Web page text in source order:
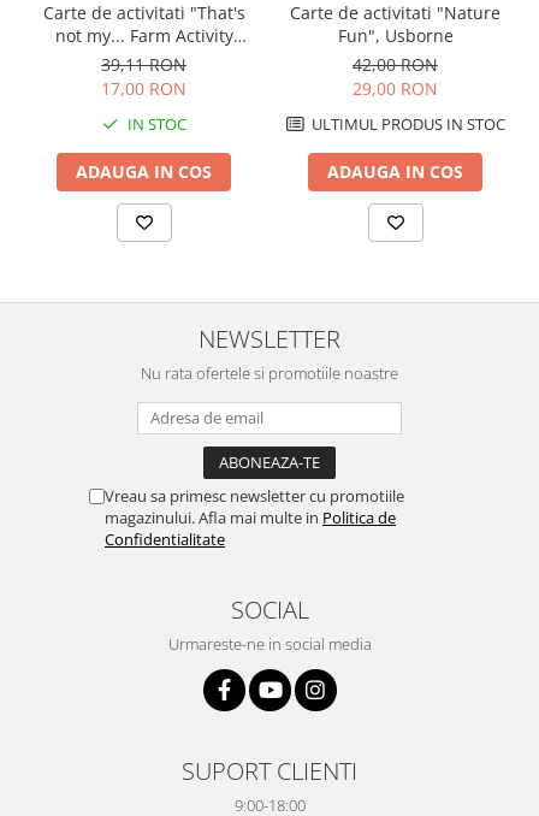
Carte de activitati "That's
not my... Farm Activity
Book", 2 ani+, Usborne
39,11 RON
17,00 RON
IN STOC
ADAUGA IN COS
Carte de activitati "Nature
Fun", Usborne
42,00 RON
29,00 RON
ULTIMUL PRODUS IN STOC
ADAUGA IN COS
NEWSLETTER
Nu rata ofertele si promotiile noastre
Vreau sa primesc newsletter cu promotiile
magazinului. Afla mai multe in Politica de
Confidentialitate
SOCIAL
Urmareste-ne in social media
SUPORT CLIENTI
9:00-18:00